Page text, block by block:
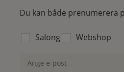
Du kan både prenumerera
Välj vilken lista du vill
Salong
Webshop
Ange e-post